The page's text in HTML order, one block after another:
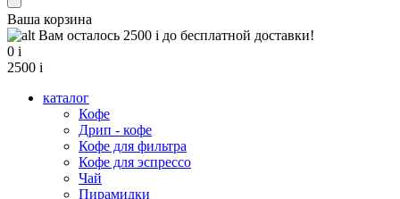
Ваша корзина
Вам осталось 2500 i до бесплатной доставки!
0 i
2500 i
каталог
Кофе
Дрип - кофе
Кофе для фильтра
Кофе для эспрессо
Чай
Пирамидки